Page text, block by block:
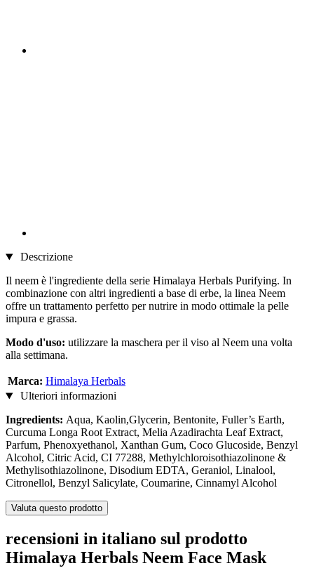
Descrizione
Il neem è l'ingrediente della serie Himalaya Herbals Purifying. In
combinazione con altri ingredienti a base di erbe, la linea Neem
offre un trattamento perfetto per nutrire in modo ottimale la pelle
impura e grassa.
Modo d'uso: utilizzare la maschera per il viso al Neem una volta
alla settimana.
Marca: Himalaya Herbals
Ulteriori informazioni
Ingredients: Aqua, Kaolin,Glycerin, Bentonite, Fuller’s Earth,
Curcuma Longa Root Extract, Melia Azadirachta Leaf Extract,
Parfum, Phenoxyethanol, Xanthan Gum, Coco Glucoside, Benzyl
Alcohol, Citric Acid, CI 77288, Methylchloroisothiazolinone &
Methylisothiazolinone, Disodium EDTA, Geraniol, Linalool,
Citronellol, Benzyl Salicylate, Coumarine, Cinnamyl Alcohol
Valuta questo prodotto
recensioni in italiano sul prodotto
Himalaya Herbals Neem Face Mask